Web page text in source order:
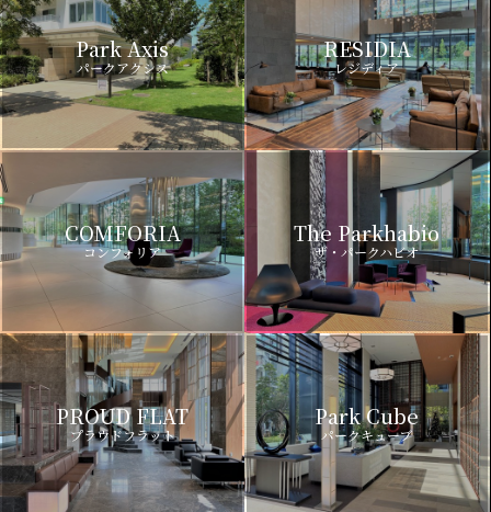
Park Axis
パークアクシス
RESIDIA
レジディア
COMFORIA
コンフォリア
The Parkhabio
ザ・パークハビオ
PROUD FLAT
プラウドフラット
Park Cube
パークキューブ